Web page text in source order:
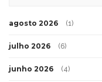
agosto 2026 (1)
julho 2026 (6)
junho 2026 (4)